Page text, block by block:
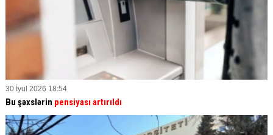
30 İyul 2026 18:54
Bu şəxslərin pensiyası artırıldı